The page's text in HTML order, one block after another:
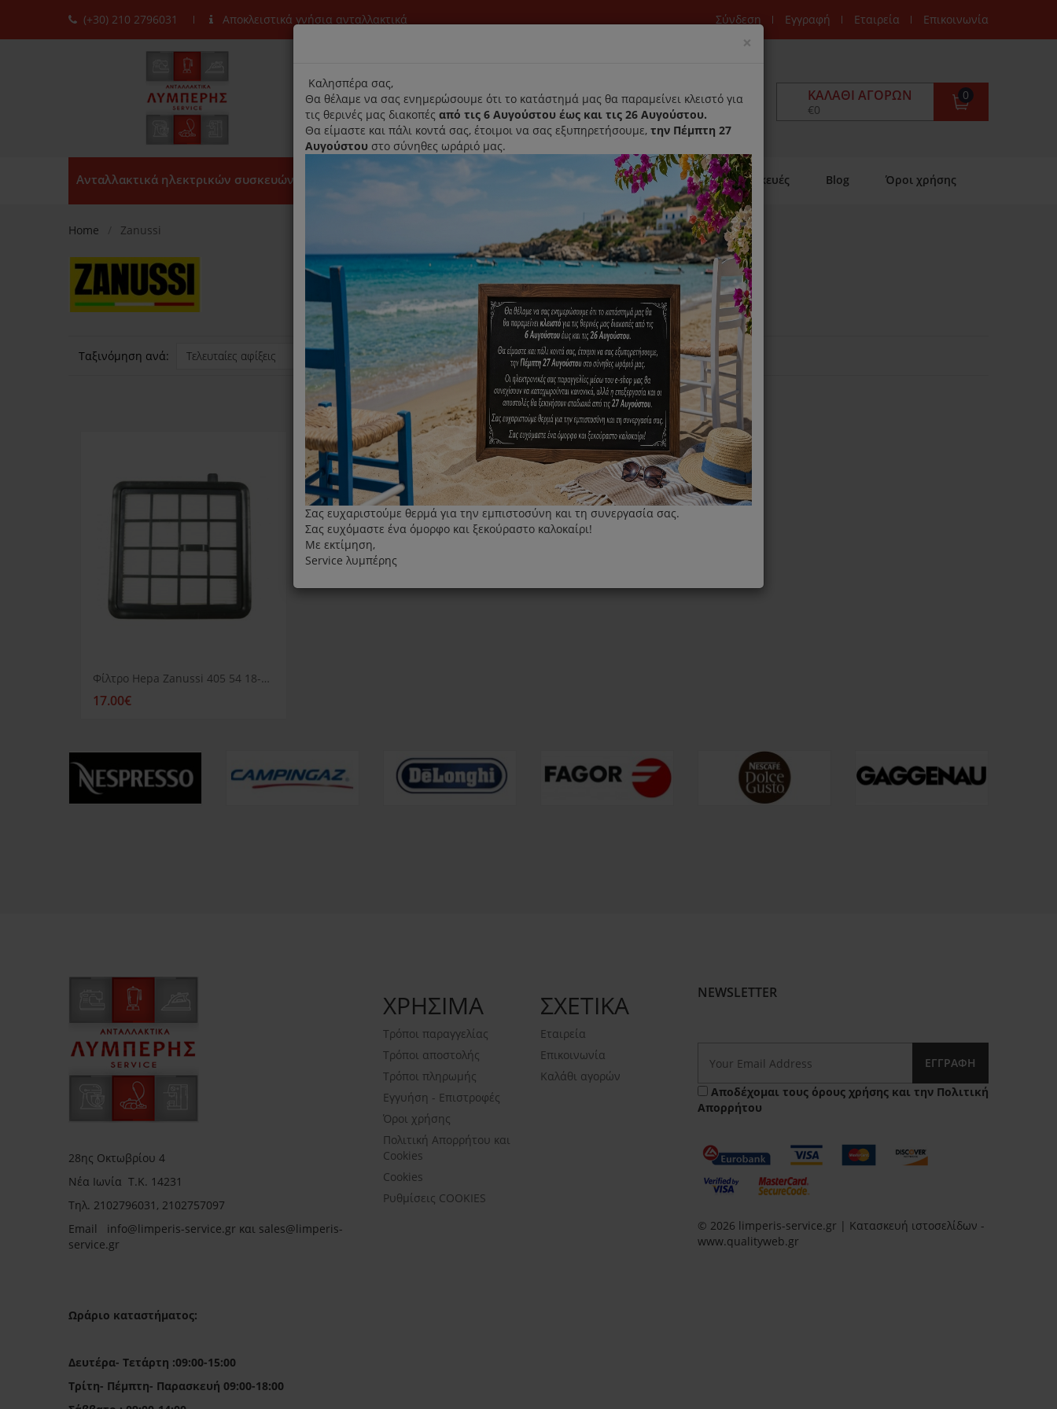
(+30) 210 2796031 Αποκλειστικά γνήσια ανταλλακτικά Σύνδεση Εγγραφή Εταιρεία Επικοινωνία
ΚΑΛΆΘΙ ΑΓΟΡΏΝ
0
€0
Ανταλλακτικά ηλεκτρικών συσκευών Αρχική Παραλαβή- Παράδοση Κατ'οικον Επισκευές Blog Όροι χρήσης
Home Zanussi
Ταξινόμηση ανά: Εμφάνιση
Φίλτρο Hepa Zanussi 405 54 18-79/4
17.00€
28ης Οκτωβρίου 4
Νέα Ιωνία Τ.Κ. 14231
Τηλ. 2102796031, 2102757097
Email info@limperis-service.gr και sales@limperis-
service.gr
Ωράριο καταστήματος:
Δευτέρα- Τετάρτη :09:00-15:00
Τρίτη- Πέμπτη- Παρασκευή 09:00-18:00
ΧΡΗΣΙΜΑ
Τρόποι παραγγελίας
Τρόποι αποστολής
Τρόποι πληρωμής
Εγγυήση - Επιστροφές
Όροι χρήσης
Πολιτική Απορρήτου και
Cookies
Cookies
Ρυθμίσεις COOKIES
ΣΧΕΤΙΚΑ
Εταιρεία
Επικοινωνία
Καλάθι αγορών
NEWSLETTER
ΕΓΓΡΑΦΉ
Αποδέχομαι τους όρους χρήσης και την Πολιτική
Απορρήτου
© 2026 limperis-service.gr | Κατασκευή ιστοσελίδων -
www.qualityweb.gr
× Close
title
Καλησπέρα σας,
Θα θέλαμε να σας ενημερώσουμε ότι το κατάστημά μας θα παραμείνει κλειστό για
τις θερινές μας διακοπές από τις 6 Αυγούστου έως και τις 26 Αυγούστου.
Θα είμαστε και πάλι κοντά σας, έτοιμοι να σας εξυπηρετήσουμε, την Πέμπτη 27
Αυγούστου στο σύνηθες ωράριό μας.
Σας ευχαριστούμε θερμά για την εμπιστοσύνη και τη συνεργασία σας.
Σας ευχόμαστε ένα όμορφο και ξεκούραστο καλοκαίρι!
Με εκτίμηση,
Service λυμπέρης